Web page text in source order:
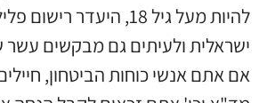
להיות מעל גיל 18, היעדר
ישראלית ולעיתים גם מבקשים עשר
אם אתם אנשי כוחות הביטחון,